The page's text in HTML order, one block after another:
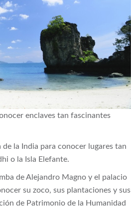
enclaves tan fascinantes
de la India para conocer lugares tan
o la Isla Elefante.
de Alejandro Magno y el palacio
su zoco, sus plantaciones y sus
de Patrimonio de la Humanidad